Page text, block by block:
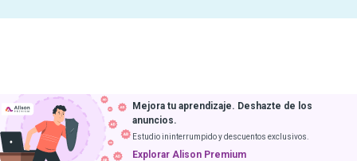
Mejora tu aprendizaje. Deshazte de los
anuncios.
Estudio ininterrumpido y descuentos exclusivos.
Explorar Alison Premium